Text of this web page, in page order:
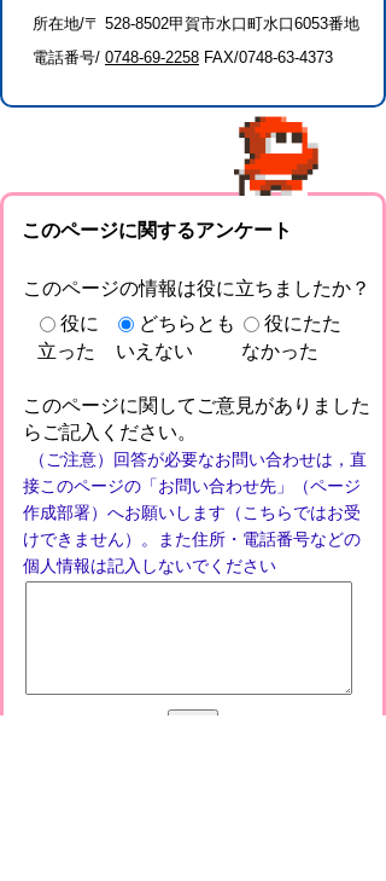
所在地/〒 528-8502甲賀市水口町水口6053番地
電話番号/ 0748-69-2258 FAX/0748-63-4373
このページに関するアンケート
このページの情報は役に立ちましたか？
役に
立った
どちらとも
いえない
役にたた
なかった
このページに関してご意見がありました
らご記入ください。
（ご注意）回答が必要なお問い合わせは，直
接このページの「お問い合わせ先」（ページ
作成部署）へお願いします（こちらではお受
けできません）。また住所・電話番号などの
個人情報は記入しないでください